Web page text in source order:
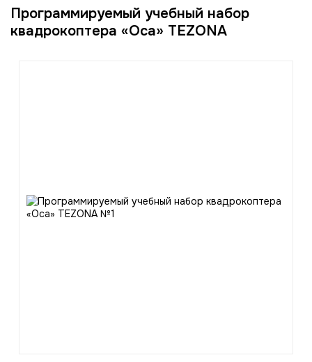
Программируемый учебный набор
квадрокоптера «Оса» TEZONA